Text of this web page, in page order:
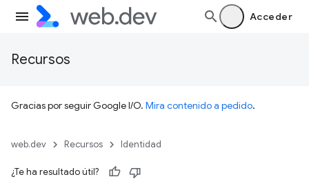
Acceder
Recursos
Gracias por seguir Google I/O. Mira contenido a pedido.
web.dev Recursos Identidad
¿Te ha resultado útil?